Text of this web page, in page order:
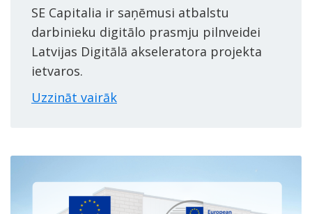
SE Capitalia ir saņēmusi atbalstu
darbinieku digitālo prasmju pilnveidei
Latvijas Digitālā akseleratora projekta
ietvaros.
Uzzināt vairāk